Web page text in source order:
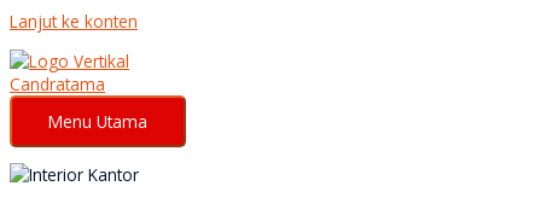
Lanjut ke konten
Menu Utama